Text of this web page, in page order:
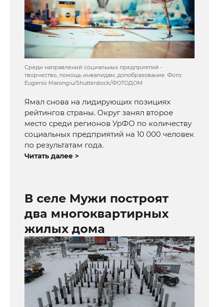
Среди направлений социальных предприятий -
творчество, помощь инвалидам, допобразование. Фото:
Eugenio Marongiu/Shutterstock/ФОТОДОМ
Ямал снова на лидирующих позициях
рейтингов страны. Округ занял второе
место среди регионов УрФО по количеству
социальных предприятий на 10 000 человек
по результатам года.
Читать далее >
В селе Мужи построят
два многоквартирных
жилых дома